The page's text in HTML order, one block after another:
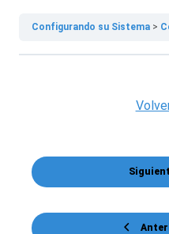
Configurando su Sistema